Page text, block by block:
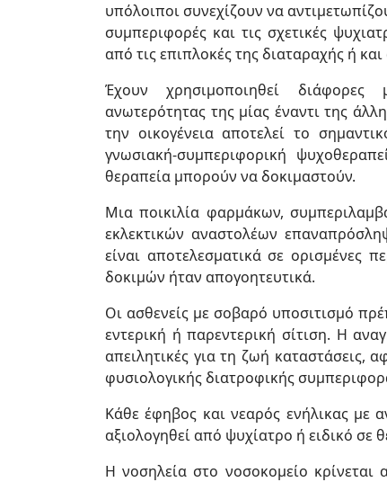
υπόλοιποι συνεχίζουν να
συμπεριφορές και τις σχετικές
από τις επιπλοκές της διαταραχής ή
Έχουν χρησιμοποιηθεί διάφορες
ανωτερότητας της μίας έναντι της
την οικογένεια αποτελεί το
γνωσιακή-συμπεριφορική
θεραπεία μπορούν να δοκιμαστούν.
Μια ποικιλία φαρμάκων,
εκλεκτικών αναστολέων
είναι αποτελεσματικά σε ορισμένες
δοκιμών ήταν απογοητευτικά.
Οι ασθενείς με σοβαρό υποσιτισμό
εντερική ή παρεντερική σίτιση. Η
απειλητικές για τη ζωή καταστάσεις,
φυσιολογικής διατροφικής
Κάθε έφηβος και νεαρός ενήλικας με
αξιολογηθεί από ψυχίατρο ή ειδικό σε
Η νοσηλεία στο νοσοκομείο